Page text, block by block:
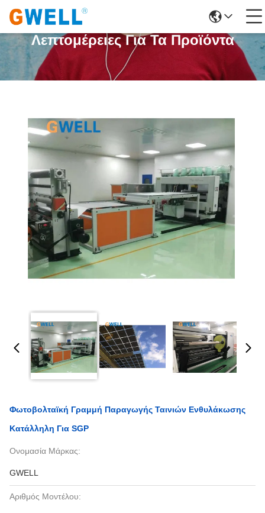
Λεπτομέρειες Για Τα Προϊόντα
Φωτοβολταϊκή Γραμμή Παραγωγής Ταινιών Ενθυλάκωσης
Κατάλληλη Για SGP
Ονομασία Μάρκας:
GWELL
Αριθμός Μοντέλου: